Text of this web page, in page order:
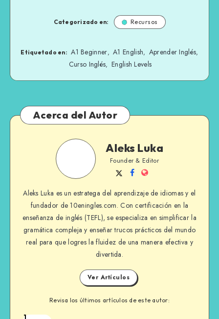
Categorizado en: Recursos
Etiquetado en: A1 Beginner, A1 English, Aprender Inglés,
Curso Inglés, English Levels
Acerca del Autor
Aleks
Aleks Luka
Founder & Editor
Sígueme
Twitter
Sígueme
Facebook
Sitio
Aleks Luka es un estratega del aprendizaje de idiomas y el
fundador de 10eningles.com. Con certificación en la
enseñanza de inglés (TEFL), se especializa en simplificar la
gramática compleja y enseñar trucos prácticos del mundo
real para que logres la fluidez de una manera efectiva y
divertida.
Ver Artículos
Revisa los últimos artículos de este autor:
1